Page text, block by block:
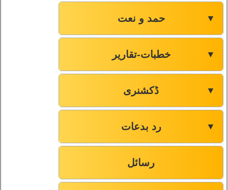
حمد و نعت ▼
خطبات-تقاریر ▼
ڈکشنری ▼
رد بدعات ▼
رسائل